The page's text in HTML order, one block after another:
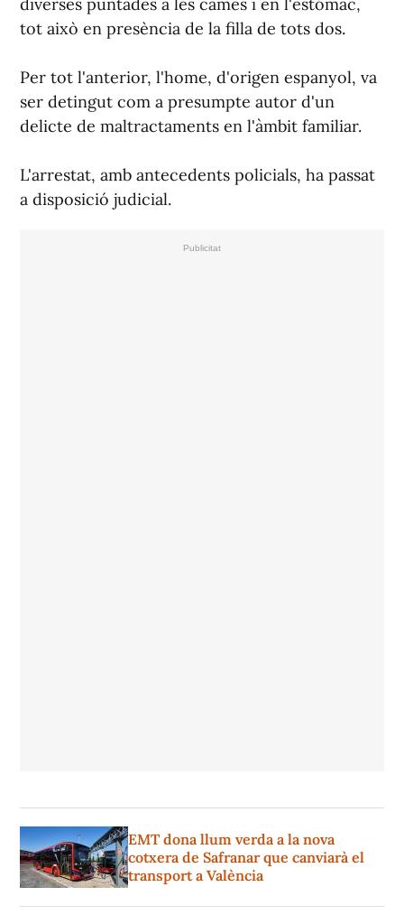
diverses puntades a les cames i en l'estómac,
tot això en presència de la filla de tots dos.
Per tot l'anterior, l'home, d'origen espanyol, va
ser detingut com a presumpte autor d'un
delicte de maltractaments en l'àmbit familiar.
L'arrestat, amb antecedents policials, ha passat
a disposició judicial.
EMT dona llum verda a la nova
cotxera de Safranar que canviarà el
transport a València